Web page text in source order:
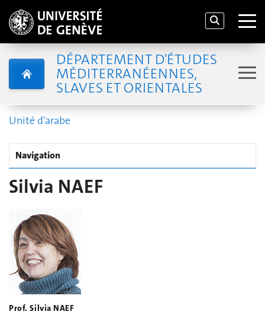
DÉPARTEMENT D'ÉTUDES
MÉDITERRANÉENNES,
SLAVES ET ORIENTALES
Unité d'arabe
Navigation
Silvia NAEF
Prof. Silvia NAEF